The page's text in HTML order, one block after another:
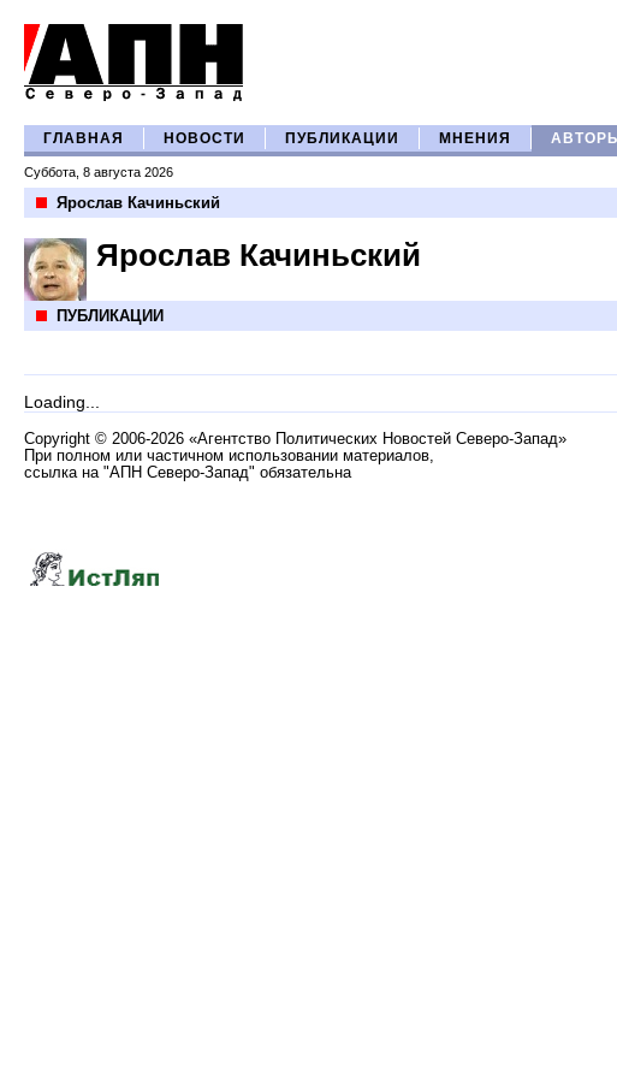
ГЛАВНАЯ НОВОСТИ ПУБЛИКАЦИИ МНЕНИЯ АВТОРЫ
Суббота, 8 августа 2026
Ярослав Качиньский
Ярослав Качиньский
ПУБЛИКАЦИИ
Loading...
Copyright © 2006-2026 «Агентство Политических Новостей Северо-Запад»
При полном или частичном использовании материалов,
ссылка на "АПН Северо-Запад" обязательна